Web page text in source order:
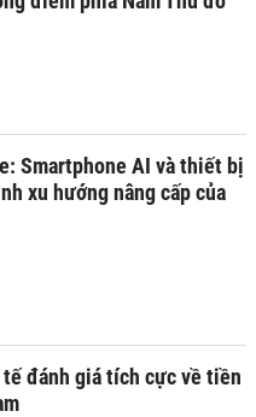
Smartphone AI và thiết bị
xu hướng nâng cấp của
tế đánh giá tích cực về tiền